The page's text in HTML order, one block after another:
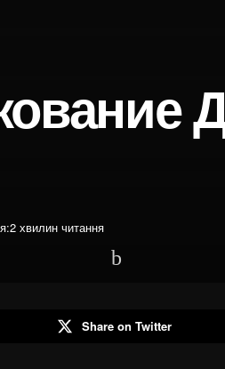
хвилин читання
Share on Twitter